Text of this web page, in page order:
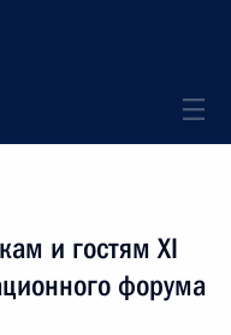
и гостям XI
форума